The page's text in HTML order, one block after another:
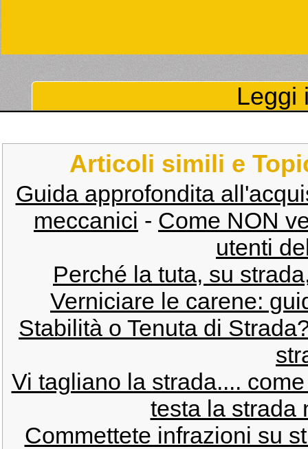
Leggi
Articoli simili e
Guida approfondita
meccanici - Come NON
utenti
Perché la tuta, su
Verniciare le carene:
Stabilità o Tenuta di
Vi tagliano la strada....
testa la strada
Commettete infrazioni su